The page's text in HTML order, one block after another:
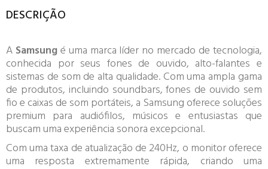
DESCRIÇÃO
A Samsungé uma marca líder no mercado de tecnologia,
conhecida por seus fones de ouvido, alto-falantes e
sistemas de som de alta qualidade. Com uma ampla gama
de produtos, incluindo soundbars, fones de ouvido sem
fio e caixas de som portáteis, a Samsung oferece soluções
premium para audiófilos, músicos e entusiastas que
buscam uma experiência sonora excepcional.
Com uma taxa de atualização de 240Hz, o monitor oferece
uma resposta extremamente rápida, criando uma